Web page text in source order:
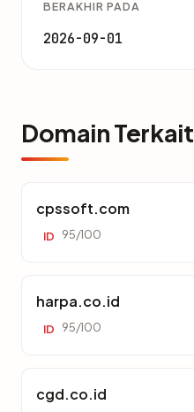
BERAKHIR PADA
2026-09-01
Domain Terkait
cpssoft.com
ID 95/100
harpa.co.id
ID 95/100
cgd.co.id